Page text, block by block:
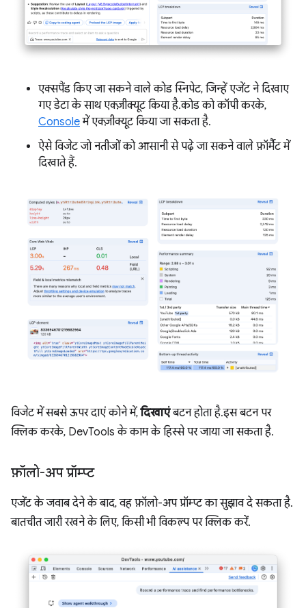
एक्सपैंड किए जा सकने वाले कोड स्निपेट, जिन्हें एजेंट ने दिखाए
गए डेटा के साथ एक्ज़ीक्यूट किया है. कोड को कॉपी करके,
Consoleमें एक्ज़ीक्यूट किया जा सकता है.
ऐसे विजेट जो नतीजों को आसानी से पढ़े जा सकने वाले फ़ॉर्मैट में
दिखाते हैं.
विजेट में सबसे ऊपर दाएं कोने में,दिखाएंबटन होता है. इस बटन पर
क्लिक करके, DevTools के काम के हिस्से पर जाया जा सकता है.
फ़ॉलो-अप प्रॉम्प्ट
एजेंट के जवाब देने के बाद, वह फ़ॉलो-अप प्रॉम्प्ट का सुझाव दे सकता है.
बातचीत जारी रखने के लिए, किसी भी विकल्प पर क्लिक करें.